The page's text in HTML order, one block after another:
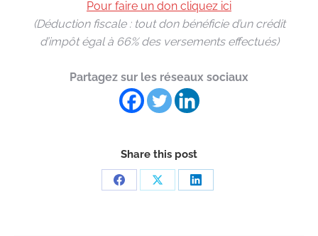
Pour faire un don cliquez ici
(Déduction fiscale : tout don bénéficie d’un crédit
d’impôt égal à 66% des versements effectués)
Partagez sur les réseaux sociaux
Share this post
PartagerPartagerPartager